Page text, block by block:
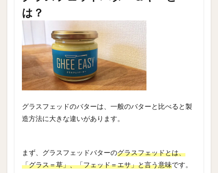
は？
グラスフェッドのバターは、一般のバターと比べると製
造方法に大きな違いがあります。
まず、グラスフェッドバターのグラスフェッドとは、
「グラス＝草」、「フェッド＝エサ」と言う意味です。